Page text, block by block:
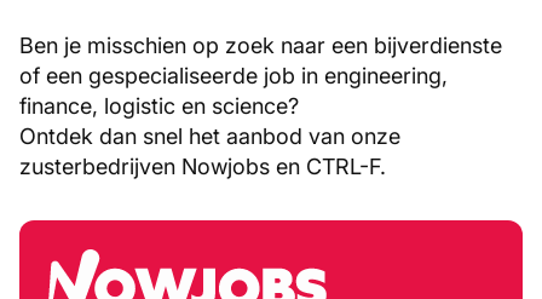
Ben je misschien op zoek naar een bijverdienste
of een gespecialiseerde job in engineering,
finance, logistic en science?
Ontdek dan snel het aanbod van onze
zusterbedrijven Nowjobs en CTRL-F.